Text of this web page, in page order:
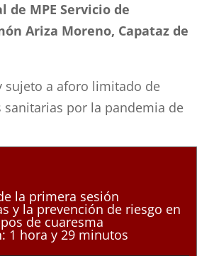
de MPE Servicio de
Ariza Moreno, Capataz de
sujeto a aforo limitado de
sanitarias por la pandemia de
la primera sesión
y la prevención de riesgo en
de cuaresma
1 hora y 29 minutos